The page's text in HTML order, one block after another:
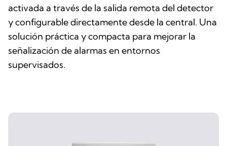
activada a través de la salida remota del detector
y configurable directamente desde la central. Una
solución práctica y compacta para mejorar la
señalización de alarmas en entornos
supervisados.